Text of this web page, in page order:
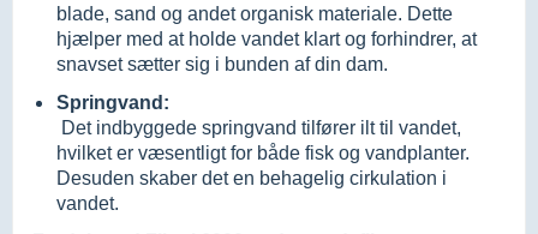
blade, sand og andet organisk materiale. Dette
hjælper med at holde vandet klart og forhindrer, at
snavset sætter sig i bunden af din dam.
Springvand:
Det indbyggede springvand tilfører ilt til vandet,
hvilket er væsentligt for både fisk og vandplanter.
Desuden skaber det en behagelig cirkulation i
vandet.